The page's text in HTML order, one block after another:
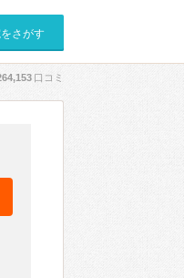
さがす
口コミ